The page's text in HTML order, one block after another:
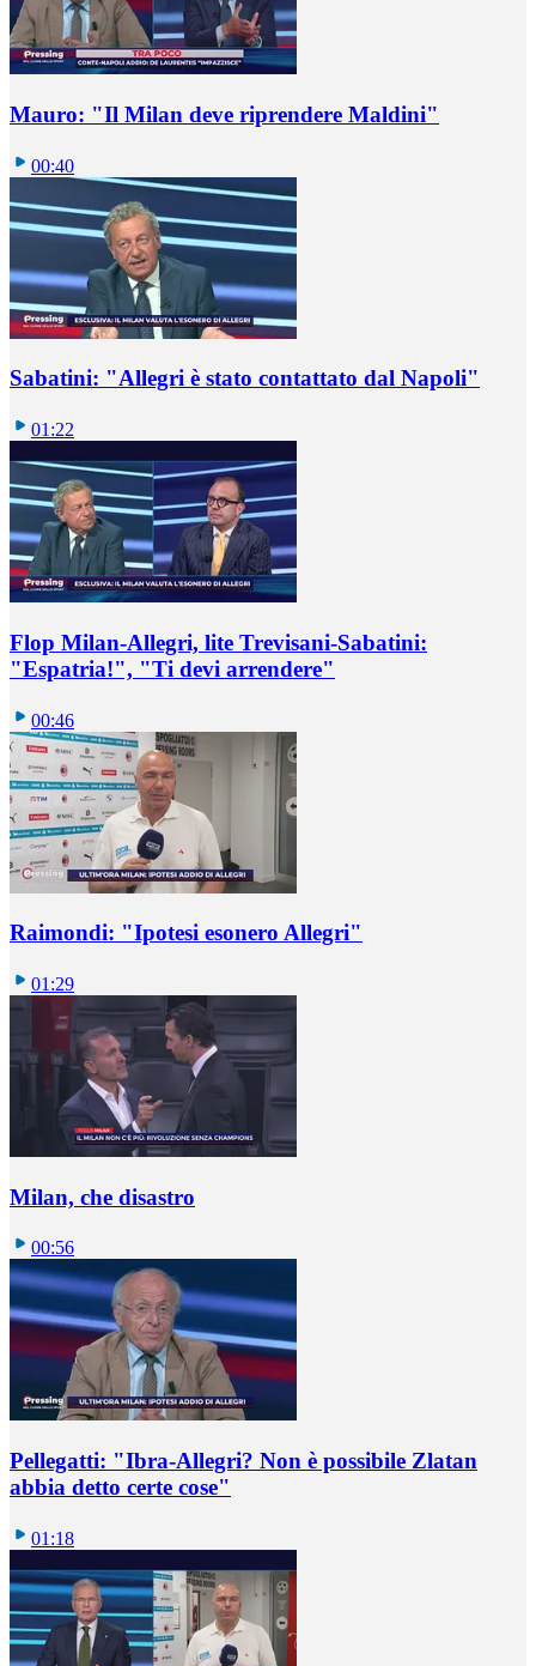
Mauro: "Il Milan deve riprendere Maldini"
00:40
Sabatini: "Allegri è stato contattato dal Napoli"
01:22
Flop Milan-Allegri, lite Trevisani-Sabatini:
"Espatria!", "Ti devi arrendere"
00:46
Raimondi: "Ipotesi esonero Allegri"
01:29
Milan, che disastro
00:56
Pellegatti: "Ibra-Allegri? Non è possibile Zlatan
abbia detto certe cose"
01:18